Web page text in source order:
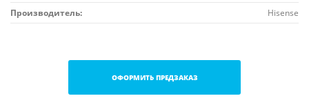
Производитель:
Hisense
ОФОРМИТЬ ПРЕДЗАКАЗ